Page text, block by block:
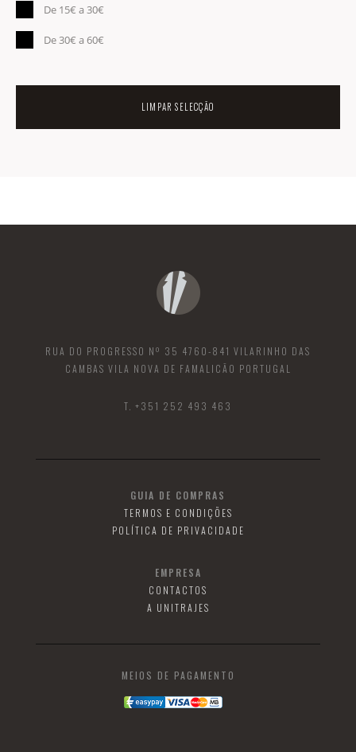
De 15€ a 30€
De 30€ a 60€
LIMPAR SELECÇÃO
RUA DO PROGRESSO Nº 35 4760-841 VILARINHO DAS
CAMBAS VILA NOVA DE FAMALICÃO PORTUGAL
T. +351 252 493 463
GUIA DE COMPRAS
TERMOS E CONDIÇÕES
POLÍTICA DE PRIVACIDADE
EMPRESA
CONTACTOS
A UNITRAJES
MEIOS DE PAGAMENTO